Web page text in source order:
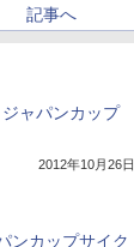
記事へ
ャパンカップ
2012年10月26日
ンカップサイク